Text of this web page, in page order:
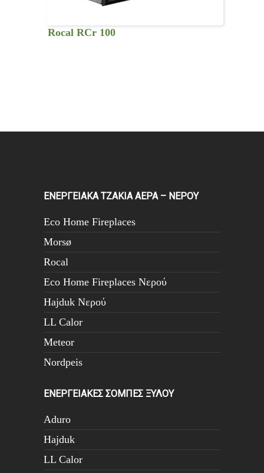
Rocal RCr 100
ΕΝΕΡΓΕΙΑΚΑ ΤΖΑΚΙΑ ΑΕΡΑ – ΝΕΡΟΥ
Eco Home Fireplaces
Morsø
Rocal
Eco Home Fireplaces Νερού
Hajduk Νερού
LL Calor
Meteor
Nordpeis
ΕΝΕΡΓΕΙΑΚΕΣ ΣΟΜΠΕΣ ΞΥΛΟΥ
Aduro
Hajduk
LL Calor